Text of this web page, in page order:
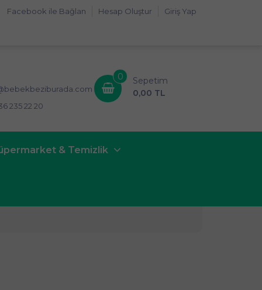
Giriş Yap
Hesap Oluştur
Facebook ile Bağlan
235 22 20
0
Sepetim
0,00 TL
& Temizlik